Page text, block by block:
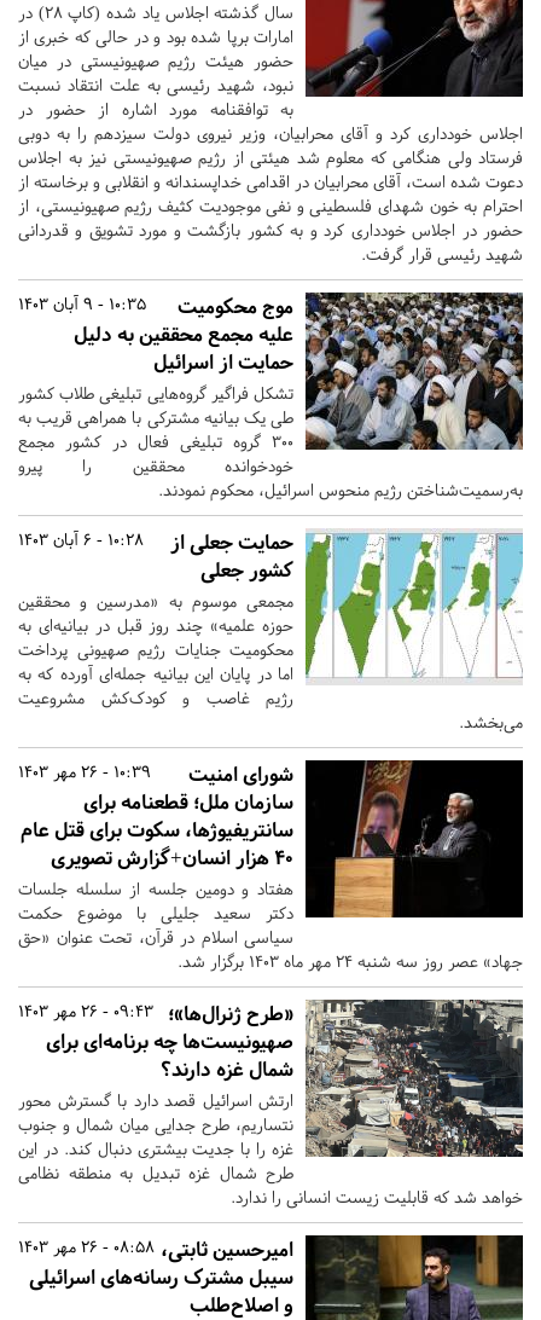
سال گذشته اجلاس یاد شده (کاپ ۲۸) در
امارات برپا شده بود و در حالی که خبری از
حضور هیئت رژیم صهیونیستی در میان
نبود، شهید رئیسی به علت انتقاد نسبت
به توافقنامه مورد اشاره از حضور در
اجلاس خودداری کرد و آقای محرابیان، وزیر نیروی دولت سیزدهم را به دوبی
فرستاد ولی هنگامی که معلوم شد هیئتی از رژیم صهیونیستی نیز به اجلاس
دعوت شده است، آقای محرابیان در اقدامی خدا‌پسندانه و انقلابی و برخاسته از
احترام به خون شهدای فلسطینی و نفی موجودیت کثیف رژیم صهیونیستی، از
حضور در اجلاس خود‌داری کرد و به کشور بازگشت و مورد تشویق و قدردانی
شهید رئیسی قرار گرفت.
10:35 - 9 آبان 1403
موج محکومیت
علیه مجمع محققین به دلیل
حمایت از اسرائیل
تشکل فراگیر گروه‌هایی تبلیغی طلاب کشور
طی یک بیانیه مشترکی با همراهی قریب به
300 گروه تبلیغی فعال در کشور مجمع
خودخوانده محققین را پیرو
به‌رسمیت‌شناختن رژیم منحوس اسرائیل، محکوم نمودند.
10:28 - 6 آبان 1403
حمایت جعلی از
کشور جعلی
مجمعی موسوم به «مدرسین و محققین
حوزه علمیه» چند روز قبل در بیانیه‌ای به
محکومیت جنایات رژیم صهیونی پرداخت
اما در پایان این بیانیه جمله‌ای آورده که به
رژیم غاصب و کودک‌کش مشروعیت
می‌بخشد.
10:39 - 26 مهر 1403
شورای امنیت
سازمان ملل؛ قطعنامه برای
سانتریفیوژها، سکوت برای قتل عام
۴۰ هزار انسان+گزارش تصویری
هفتاد و دومین جلسه از سلسله جلسات
دکتر سعید جلیلی با موضوع حکمت
سیاسی اسلام در قرآن، تحت عنوان «حق
جهاد» عصر روز سه شنبه 24 مهر ماه 1403 برگزار شد.
09:43 - 26 مهر 1403
«طرح ژنرال‌ها»؛
صهیونیست‌ها چه برنامه‌ای برای
شمال غزه دارند؟
ارتش اسرائیل قصد دارد با گسترش محور
نتساریم، طرح جدایی میان شمال و جنوب
غزه را با جدیت بیشتری دنبال کند. در این
طرح شمال غزه تبدیل به منطقه نظامی
خواهد شد که قابلیت زیست انسانی را ندارد.
08:58 - 26 مهر 1403 امیرحسین ثابتی،
سیبل مشترک رسانه‌های اسرائیلی
و اصلاح‌طلب